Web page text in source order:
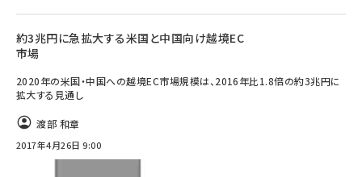
約3兆円に急拡大する米国と中国向け越境EC
市場
2020年の米国・中国への越境EC市場規模は、2016年比1.8倍の約3兆円に
拡大する見通し
渡部 和章
2017年4月26日 9:00